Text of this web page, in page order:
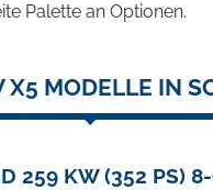
Palette an Optionen.
MODELLE IN
259 KW (352 PS)